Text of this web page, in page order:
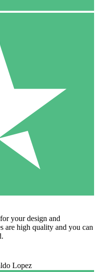
your design and
are high quality and you can
Lopez